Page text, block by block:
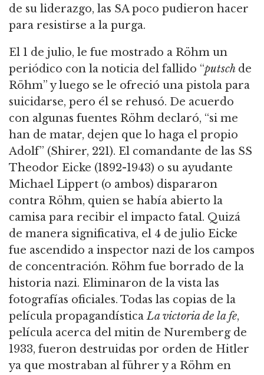
de su liderazgo, las SA poco pudieron hacer
para resistirse a la purga.
El 1 de julio, le fue mostrado a Röhm un
periódico con la noticia del fallido “putsch de
Röhm” y luego se le ofreció una pistola para
suicidarse, pero él se rehusó. De acuerdo
con algunas fuentes Röhm declaró, “si me
han de matar, dejen que lo haga el propio
Adolf” (Shirer, 221). El comandante de las SS
Theodor Eicke (1892-1943) o su ayudante
Michael Lippert (o ambos) dispararon
contra Röhm, quien se había abierto la
camisa para recibir el impacto fatal. Quizá
de manera significativa, el 4 de julio Eicke
fue ascendido a inspector nazi de los campos
de concentración. Röhm fue borrado de la
historia nazi. Eliminaron de la vista las
fotografías oficiales. Todas las copias de la
película propagandísticaLa victoria de la fe,
película acerca del mitin de Nuremberg de
1933, fueron destruidas por orden de Hitler
ya que mostraban al führer y a Röhm en